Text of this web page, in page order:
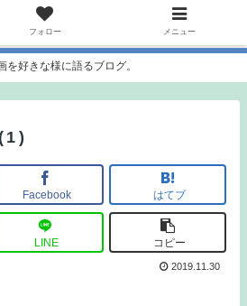
を好きな様に語るブログ。
Facebook はてブ
LINE コピー
2019.11.30
フォロー メニュー